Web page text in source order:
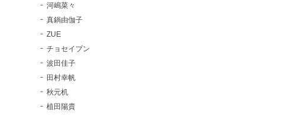
河嶋菜々
真鍋由伽子
ZUE
チョセイブン
波田佳子
田村幸帆
秋元机
植田陽貴